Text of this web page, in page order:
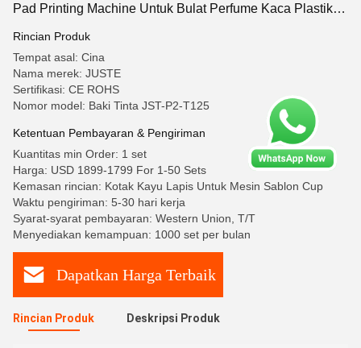
Pad Printing Machine Untuk Bulat Perfume Kaca Plastik
Rincian Produk
Tempat asal: Cina
Nama merek: JUSTE
Sertifikasi: CE ROHS
Nomor model: Baki Tinta JST-P2-T125
Ketentuan Pembayaran & Pengiriman
Kuantitas min Order: 1 set
Harga: USD 1899-1799 For 1-50 Sets
Kemasan rincian: Kotak Kayu Lapis Untuk Mesin Sablon Cup
Waktu pengiriman: 5-30 hari kerja
Syarat-syarat pembayaran: Western Union, T/T
Menyediakan kemampuan: 1000 set per bulan
Dapatkan Harga Terbaik
Rincian Produk Deskripsi Produk